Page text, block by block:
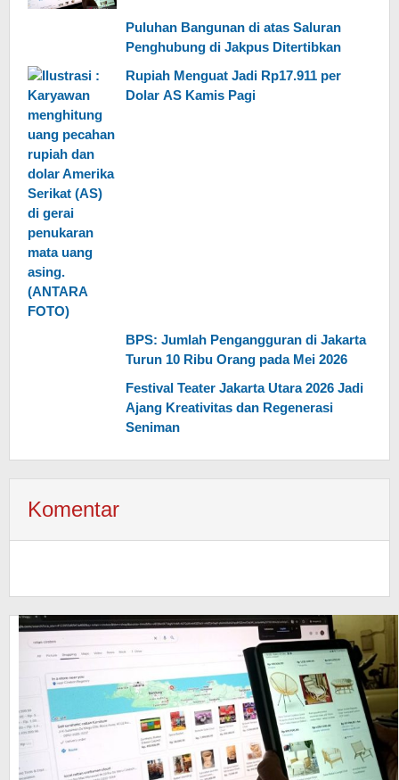
Puluhan Bangunan di atas Saluran
Penghubung di Jakpus Ditertibkan
Rupiah Menguat Jadi Rp17.911 per
Dolar AS Kamis Pagi
BPS: Jumlah Pengangguran di Jakarta
Turun 10 Ribu Orang pada Mei 2026
Festival Teater Jakarta Utara 2026 Jadi
Ajang Kreativitas dan Regenerasi
Seniman
Komentar